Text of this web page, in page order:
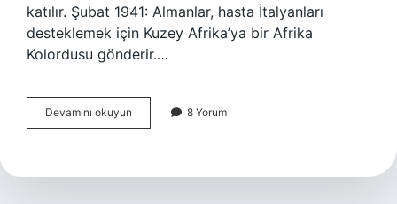
katılır. Şubat 1941: Almanlar, hasta İtalyanları
desteklemek için Kuzey Afrika’ya bir Afrika
Kolordusu gönderir.…
Devamını okuyun
1936
8 Yorum